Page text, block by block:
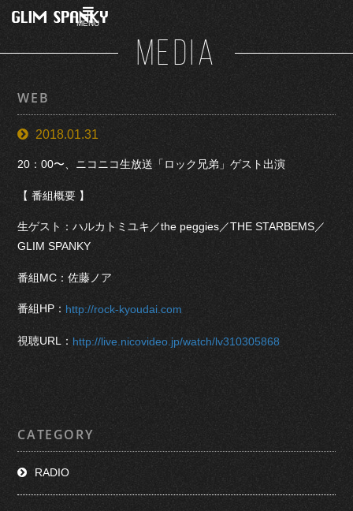
MENU
MEDIA
WEB
2018.01.31
20：00〜、ニコニコ生放送「ロック兄弟」ゲスト出演
【 番組概要 】
生ゲスト：ハルカトミユキ／the peggies／THE STARBEMS／
GLIM SPANKY
番組MC：佐藤ノア
番組HP： http://rock-kyoudai.com
視聴URL： http://live.nicovideo.jp/watch/lv310305868
CATEGORY
RADIO